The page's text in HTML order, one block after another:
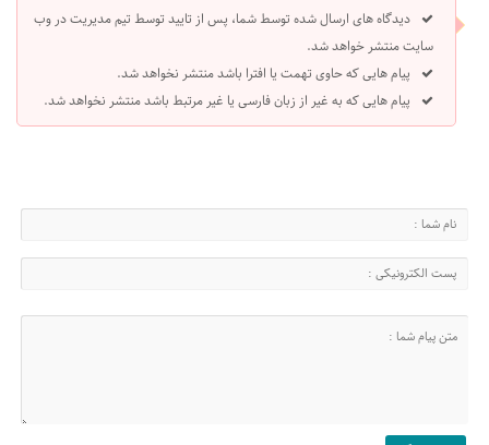
دیدگاه های ارسال شده توسط شما، پس از تایید توسط تیم مدیریت در وب
سایت منتشر خواهد شد.
پیام هایی که حاوی تهمت یا افترا باشد منتشر نخواهد شد.
پیام هایی که به غیر از زبان فارسی یا غیر مرتبط باشد منتشر نخواهد شد.